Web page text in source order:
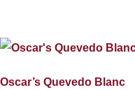
Oscar’s Quevedo Blanc